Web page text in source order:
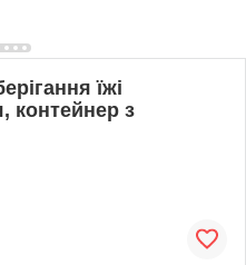
їжі
контейнер з